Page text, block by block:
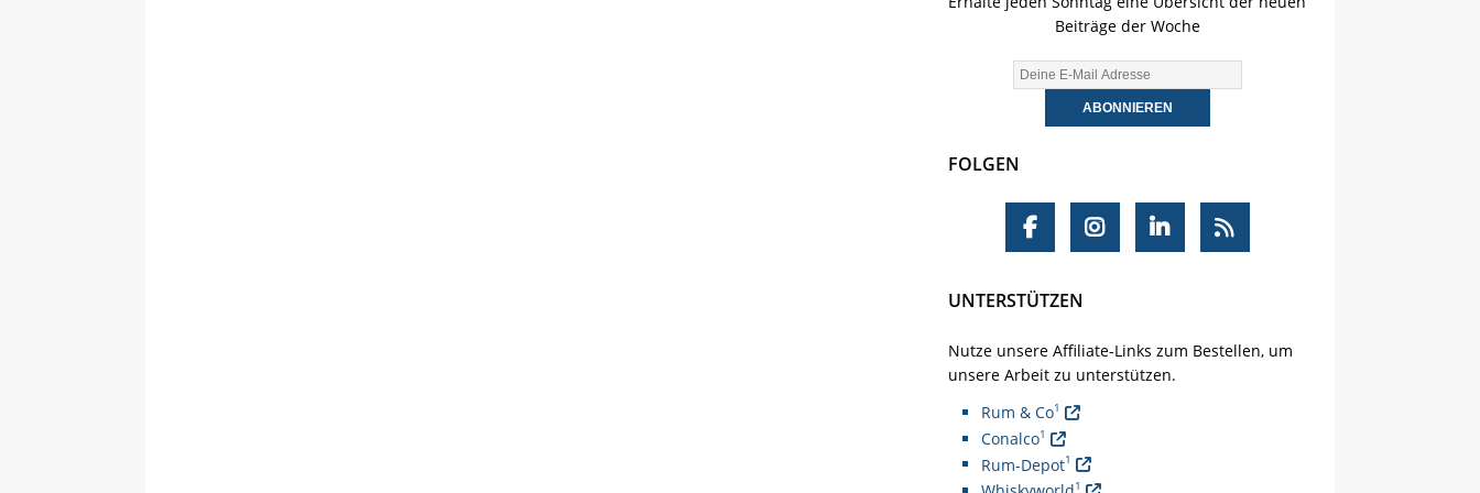
Beiträge der Woche
FOLGEN
UNTERSTÜTZEN
Nutze unsere Affiliate-Links zum Bestellen, um
unsere Arbeit zu unterstützen.
Rum & Co1
Conalco1
Rum-Depot1
1